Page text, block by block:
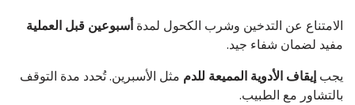
الامتناع عن التدخين وشرب الكحول لمدةأسبوعين قبل العملية
مفيد لضمان شفاء جيد.
يجب إيقاف الأدوية المميعة للدم مثل الأسبرين. تُحدد مدة التوقف
بالتشاور مع الطبيب.